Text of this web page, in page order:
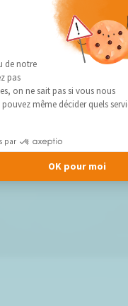
GRATUIT
et actus
de notre
pas
on ne sait pas si vous nous
même décider quels
par
OK pour moi